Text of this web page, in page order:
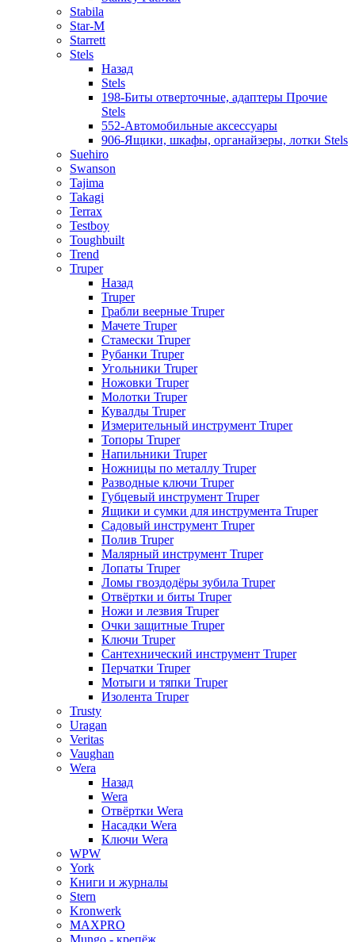
Stabila
Star-M
Starrett
Stels
Назад
Stels
198-Биты отверточные, адаптеры Прочие
Stels
552-Автомобильные аксессуары
906-Ящики, шкафы, органайзеры, лотки Stels
Suehiro
Swanson
Tajima
Takagi
Terrax
Testboy
Toughbuilt
Trend
Truper
Назад
Truper
Грабли веерные Truper
Мачете Truper
Стамески Truper
Рубанки Truper
Угольники Truper
Ножовки Truper
Молотки Truper
Кувалды Truper
Измерительный инструмент Truper
Топоры Truper
Напильники Truper
Ножницы по металлу Truper
Разводные ключи Truper
Губцевый инструмент Truper
Ящики и сумки для инструмента Truper
Садовый инструмент Truper
Полив Truper
Малярный инструмент Truper
Лопаты Truper
Ломы гвоздодёры зубила Truper
Отвёртки и биты Truper
Ножи и лезвия Truper
Очки защитные Truper
Ключи Truper
Сантехнический инструмент Truper
Перчатки Truper
Мотыги и тяпки Truper
Изолента Truper
Trusty
Uragan
Veritas
Vaughan
Wera
Назад
Wera
Отвёртки Wera
Насадки Wera
Ключи Wera
WPW
York
Книги и журналы
Stern
Kronwerk
MAXPRO
Mungo - крепёж